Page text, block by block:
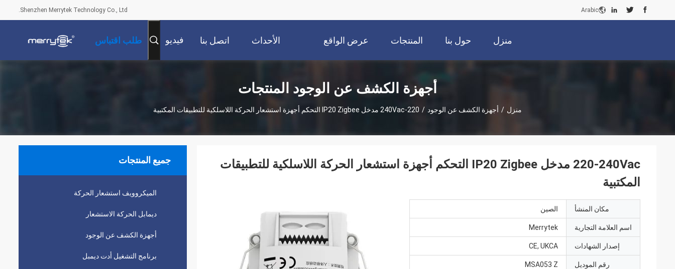
Shenzhen Merrytek Technology Co., Ltd. Arabic
منزل حول بنا المنتجات عرض الواقع الأحداث اتصل بنا فيديو طلب اقتباس
أجهزة الكشف عن الوجود المنتجات
منزل / أجهزة الكشف عن الوجود / 220-240Vac مدخل IP20 Zigbee التحكم أجهزة استشعار الحركة اللاسلكية للتطبيقات المكتبية
جميع المنتجات
الميكروويف استشعار الحركة
ديمابل الحركة الاستشعار
أجهزة الكشف عن الوجود
برنامج التشغيل أدت ديمبل
220-240Vac مدخل IP20 Zigbee التحكم أجهزة استشعار الحركة اللاسلكية للتطبيقات
المكتبية
مكان المنشأ الصين
اسم العلامة التجارية Merrytek
إصدار الشهادات CE, UKCA
رقم الموديل MSA053 Z